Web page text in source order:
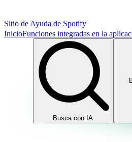
Sitio de Ayuda de Spotify
InicioFunciones integradas en la
Busca con IA